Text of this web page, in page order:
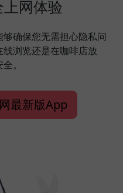
网体验
确保您无需担心隐私问
浏览还是在咖啡店放
。
最新版App